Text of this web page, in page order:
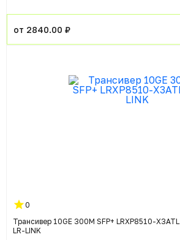
от 2840.00 ₽
0
Трансивер 10GE 300M SFP+ LRXP8510-X3ATL
LR-LINK